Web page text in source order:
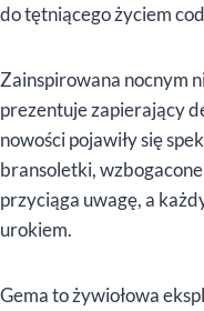
do tętniącego życiem
Zainspirowana nocnym
prezentuje zapierający
nowości pojawiły się
bransoletki,
przyciąga uwagę, a
urokiem.
Gema to żywiołowa